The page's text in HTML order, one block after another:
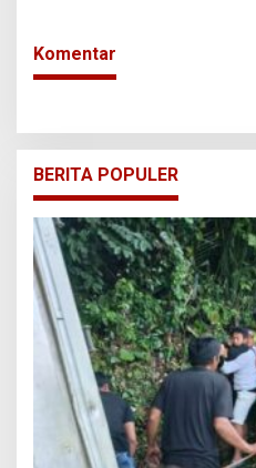
Komentar
BERITA POPULER